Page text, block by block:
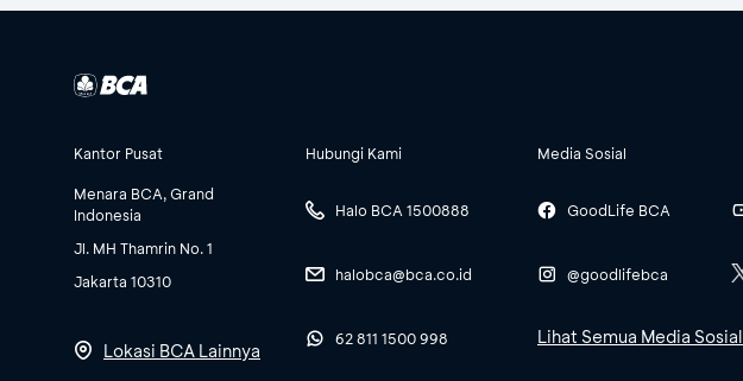
Kantor Pusat
Menara BCA, Grand
Indonesia
Jl. MH Thamrin No. 1
Jakarta 10310
Lokasi BCA Lainnya
Hubungi Kami
Halo BCA 1500888
halobca@bca.co.id
62 811 1500 998
Media Sosial
GoodLife BCA
@goodlifebca
Lihat Semua Media Sosial